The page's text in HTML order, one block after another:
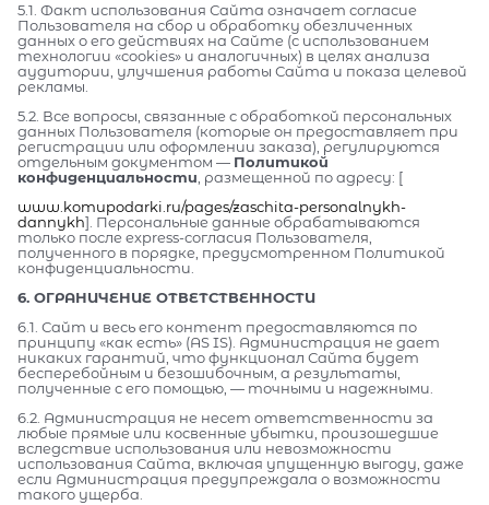
5.1. Факт использования Сайта означает согласие
Пользователя на сбор и обработку обезличенных
данных о его действиях на Сайте (с использованием
технологии «cookies» и аналогичных) в целях анализа
аудитории, улучшения работы Сайта и показа целевой
рекламы.
5.2. Все вопросы, связанные с обработкой персональных
данных Пользователя (которые он предоставляет при
регистрации или оформлении заказа), регулируются
отдельным документом — Политикой
конфиденциальности , размещенной по адресу: [
www.komupodarki.ru/pages/zaschita-personalnykh-
dannykh]. Персональные данные обрабатываются
только после express-согласия Пользователя,
полученного в порядке, предусмотренном Политикой
конфиденциальности.
6. ОГРАНИЧЕНИЕ ОТВЕТСТВЕННОСТИ
6.1. Сайт и весь его контент предоставляются по
принципу «как есть» (AS IS). Администрация не дает
никаких гарантий, что функционал Сайта будет
бесперебойным и безошибочным, а результаты,
полученные с его помощью, — точными и надежными.
6.2. Администрация не несет ответственности за
любые прямые или косвенные убытки, произошедшие
вследствие использования или невозможности
использования Сайта, включая упущенную выгоду, даже
если Администрация предупреждала о возможности
такого ущерба.